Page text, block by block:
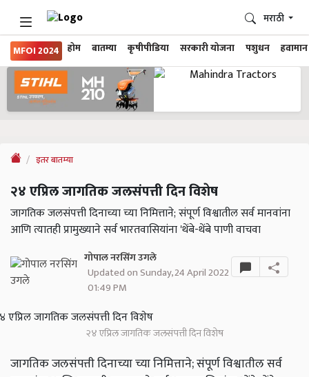
MFOI 2024 होम बातम्या कृषीपीडिया सरकारी योजना पशुधन हवामान
मराठी
इतर बातम्या
२४ एप्रिल जागतिक जलसंपत्ती दिन विशेष
जागतिक जलसंपत्ती दिनाच्या च्या निमित्ताने; संपूर्ण विश्वातील सर्व मानवांना
आणि त्यातही प्रामुख्याने सर्व भारतवासियांना 'थेंबे-थेंबे पाणी वाचवा
गोपाल नरसिंग उगले
Updated on Sunday, 24 April 2022
01:49 PM
२४ एप्रिल जागतिक जलसंपत्ती दिन विशेष
जागतिक जलसंपत्ती दिनाच्या च्या निमित्ताने; संपूर्ण विश्वातील सर्व